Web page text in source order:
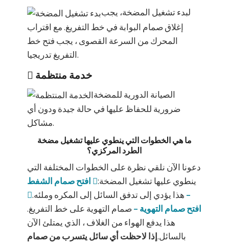
لبدء تشغيل المضخة، يجب
إغلاق صمام البوابة في خط التفريغ. مع اقتراب
المحرك من السرعة القصوى ، يجب فتح خط
التفريغ تدريجيا.
خدمة منتظمة
الصيانة الدورية للمضخة
ضرورية للحفاظ عليها في حالة جيدة ودون أي
مشاكل.
ما هي الخطوات التي ينطوي عليها تشغيل مضخة
الطرد المركزي؟
دعونا الآن نلقي نظرة على الخطوات المختلفة التي
ينطوي عليها تشغيل المضخة:
افتح صمام الشفط
– هذا يؤدي إلى تدفق السائل إلى المكره وملئه.
افتح صمام التهوية –صمام التهوية على خط التفريغ.
هذا يدفع الهواء من الغلاف ، الذي يمتلئ الآن
بالسائل.إذا لاحظت أي سائل يتسرب من صمام